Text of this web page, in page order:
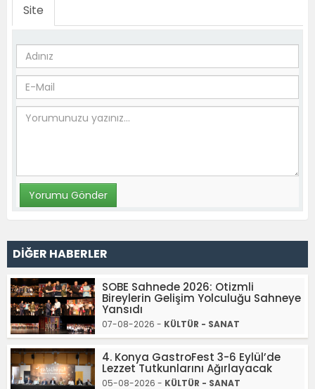
Site
DİĞER HABERLER
SOBE Sahnede 2026: Otizmli
Bireylerin Gelişim Yolculuğu Sahneye
Yansıdı
07-08-2026 - KÜLTÜR - SANAT
4. Konya GastroFest 3-6 Eylül’de
Lezzet Tutkunlarını Ağırlayacak
05-08-2026 - KÜLTÜR - SANAT